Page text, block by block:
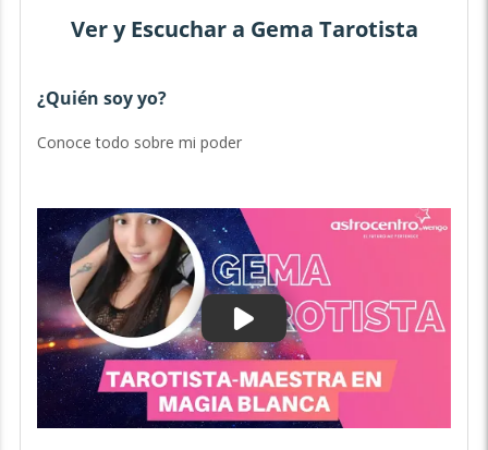
Ver y Escuchar a Gema Tarotista
¿Quién soy yo?
Conoce todo sobre mi poder